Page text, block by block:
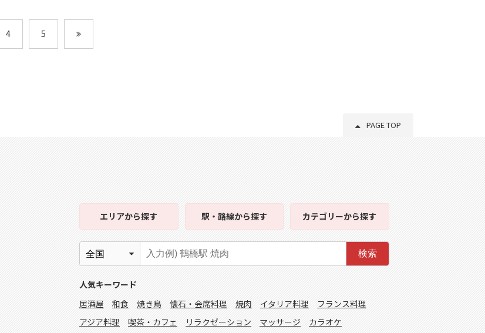
4 5
PAGE TOP
エリアから探す 駅・路線から探す カテゴリーから探す
検索
人気キーワード
居酒屋
和食 焼き鳥 懐石・会席料理 焼肉 イタリア料理
フランス料理
アジア料理
喫茶・カフェ リラクゼーション マッサージ カラオケ